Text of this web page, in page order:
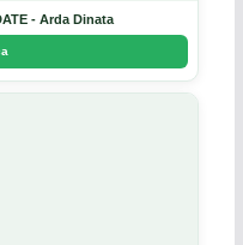
- Arda Dinata